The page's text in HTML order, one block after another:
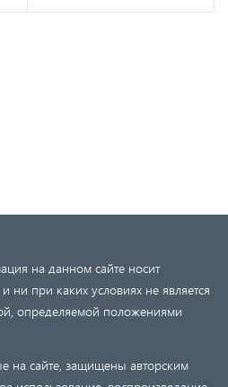
на данном сайте носит
ни при каких условиях не является
определяемой положениями
на сайте, защищены авторским